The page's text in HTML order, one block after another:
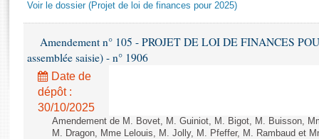
Rapports d'enquête
Rapports législatifs
Rapports sur l'application des lois
Baromètre de l’application des lois
Dossiers législatifs
Liens vers les sites publics
Voir le dossier (Projet de loi de finances pour 2025)
Amendement n° 105 - PROJET DE LOI DE FINANCES
assemblée saisie) - n° 1906
Date de
dépôt :
30/10/2025
Amendement de M. Bovet, M. Guiniot, M. Bigot, M. Buisson,
M. Dragon, Mme Lelouis, M. Jolly, M. Pfeffer, M. Rambaud et